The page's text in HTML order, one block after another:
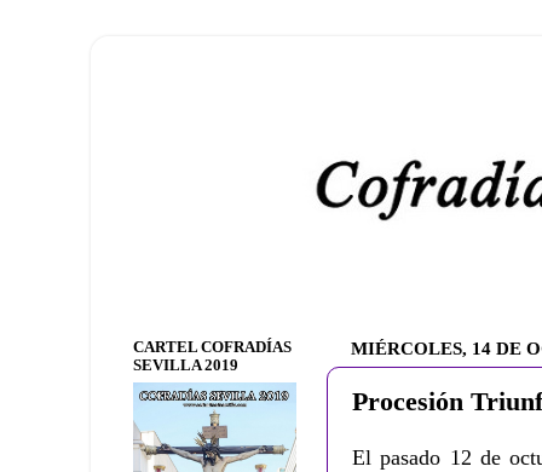
MIÉRCOLES, 14 DE
Procesión
El pasado 12 de
CARTEL COFRADÍAS
SEVILLA 2019